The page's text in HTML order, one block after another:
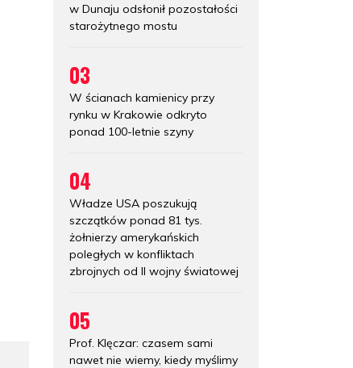
w Dunaju odsłonił pozostałości
starożytnego mostu
03
W ścianach kamienicy przy
rynku w Krakowie odkryto
ponad 100-letnie szyny
04
Władze USA poszukują
szczątków ponad 81 tys.
żołnierzy amerykańskich
poległych w konfliktach
zbrojnych od II wojny światowej
05
Prof. Klęczar: czasem sami
nawet nie wiemy, kiedy myślimy